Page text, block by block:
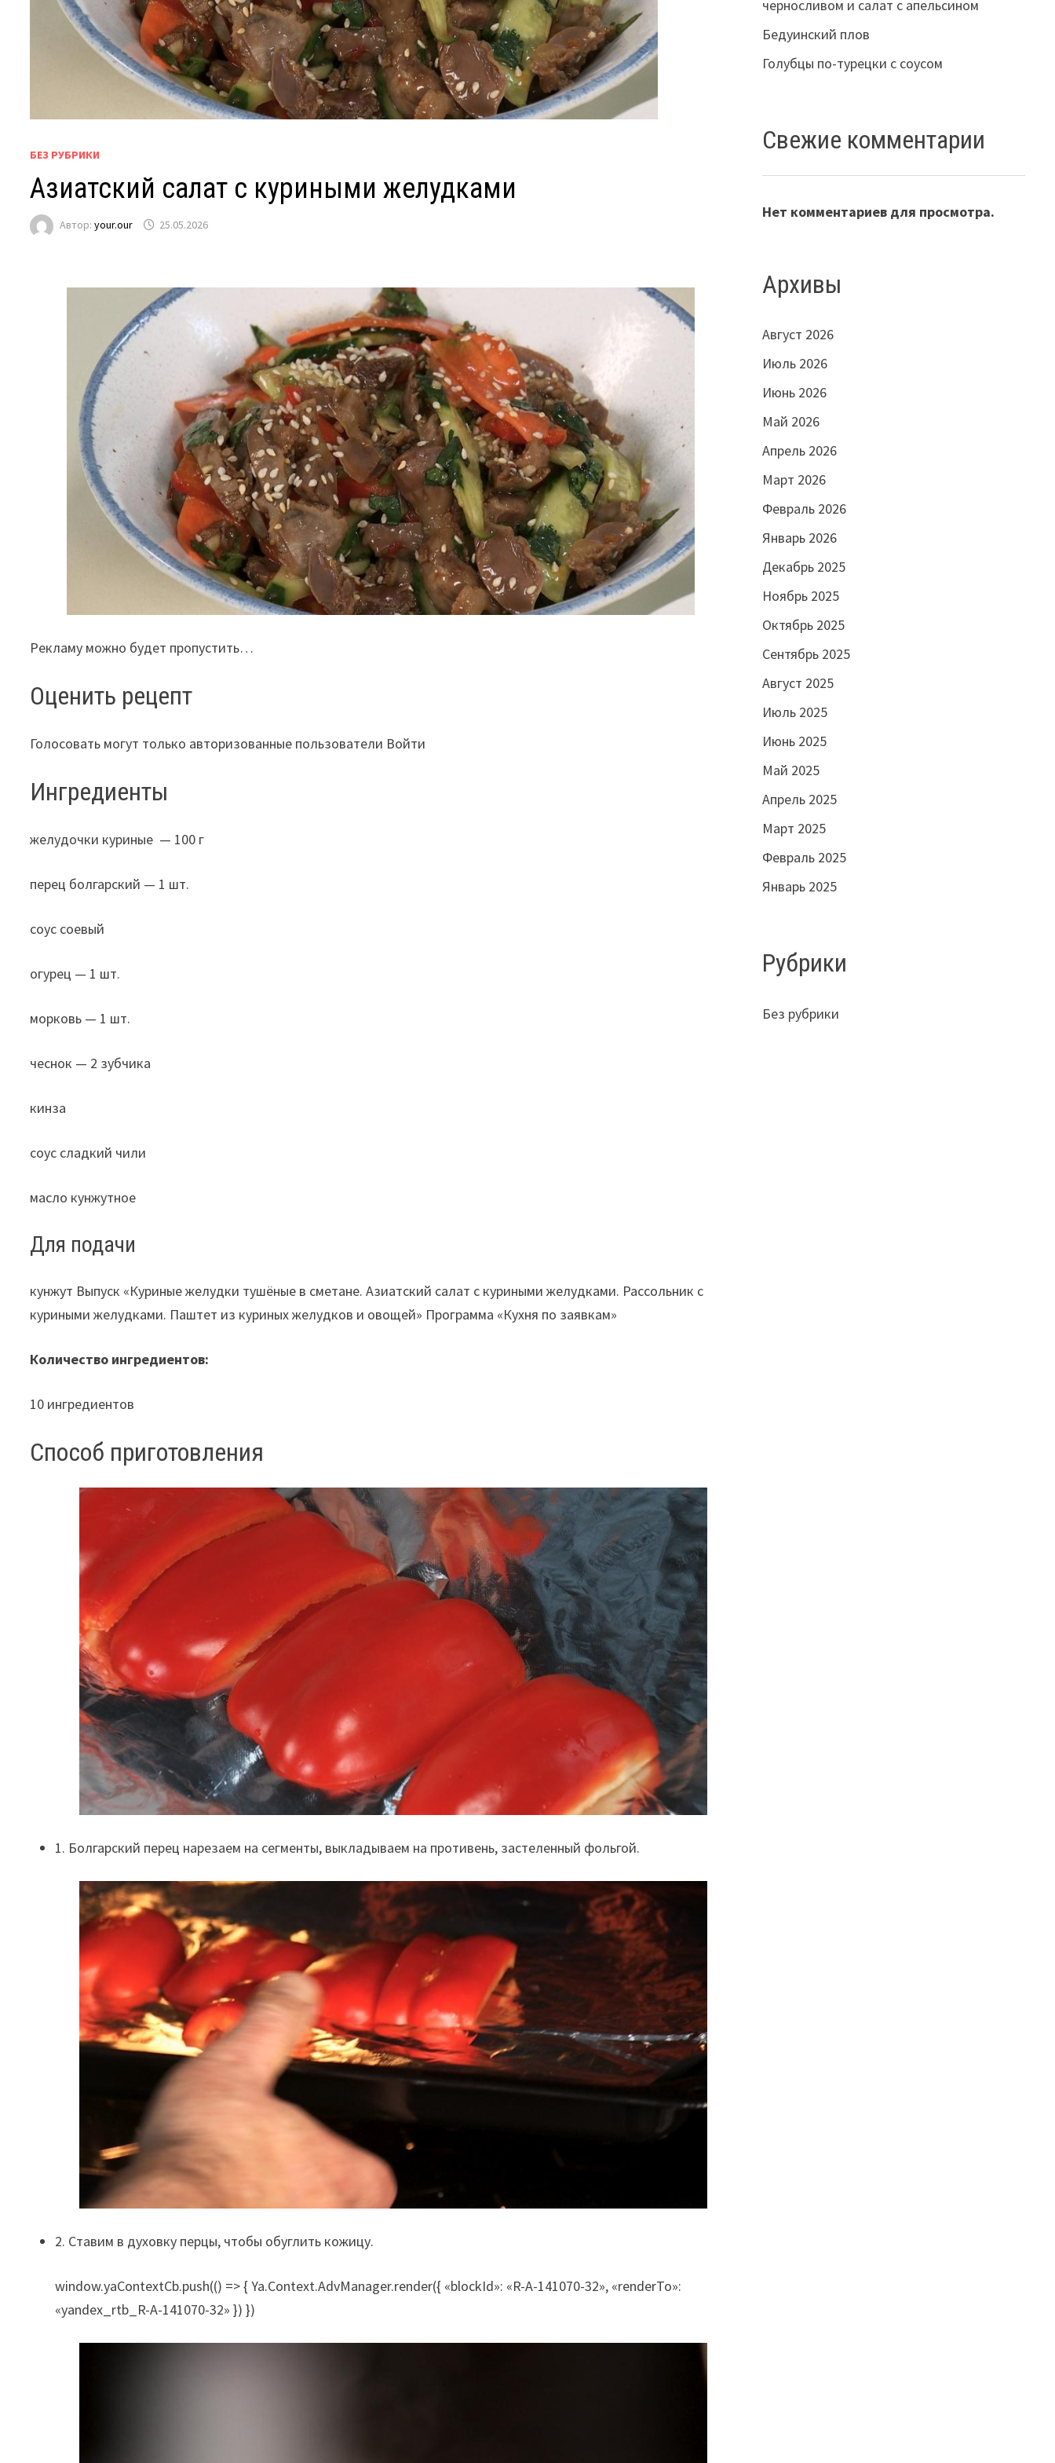
БЕЗ РУБРИКИ
Азиатский салат с куриными желудками
Автор:your.our 25.05.2026
Рекламу можно будет пропустить…
Оценить рецепт
Голосовать могут только авторизованные пользователи Войти
Ингредиенты
желудочки куриные — 100 г
перец болгарский — 1 шт.
соус соевый
огурец — 1 шт.
морковь — 1 шт.
чеснок — 2 зубчика
кинза
соус сладкий чили
масло кунжутное
Для подачи
кунжут Выпуск «Куриные желудки тушёные в сметане. Азиатский салат с куриными желудками. Рассольник с
куриными желудками. Паштет из куриных желудков и овощей» Программа «Кухня по заявкам»
Количество ингредиентов:
10 ингредиентов
Способ приготовления
1. Болгарский перец нарезаем на сегменты, выкладываем на противень, застеленный фольгой.
2. Ставим в духовку перцы, чтобы обуглить кожицу.
window.yaContextCb.push(() => { Ya.Context.AdvManager.render({ «blockId»: «R-A-141070-32», «renderTo»:
«yandex_rtb_R-A-141070-32» }) })
черносливом и салат с апельсином
Бедуинский плов
Голубцы по-турецки с соусом
Свежие комментарии
Нет комментариев для просмотра.
Архивы
Август 2026
Июль 2026
Июнь 2026
Май 2026
Апрель 2026
Март 2026
Февраль 2026
Январь 2026
Декабрь 2025
Ноябрь 2025
Октябрь 2025
Сентябрь 2025
Август 2025
Июль 2025
Июнь 2025
Май 2025
Апрель 2025
Март 2025
Февраль 2025
Январь 2025
Рубрики
Без рубрики